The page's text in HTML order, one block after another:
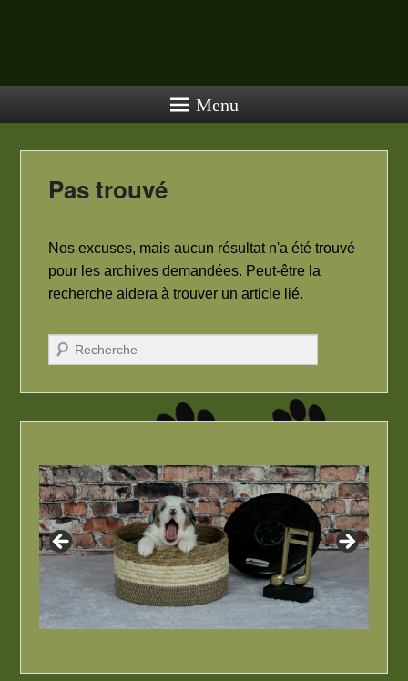
Menu
Pas trouvé
Nos excuses, mais aucun résultat n'a été trouvé
pour les archives demandées. Peut-être la
recherche aidera à trouver un article lié.
Recherche